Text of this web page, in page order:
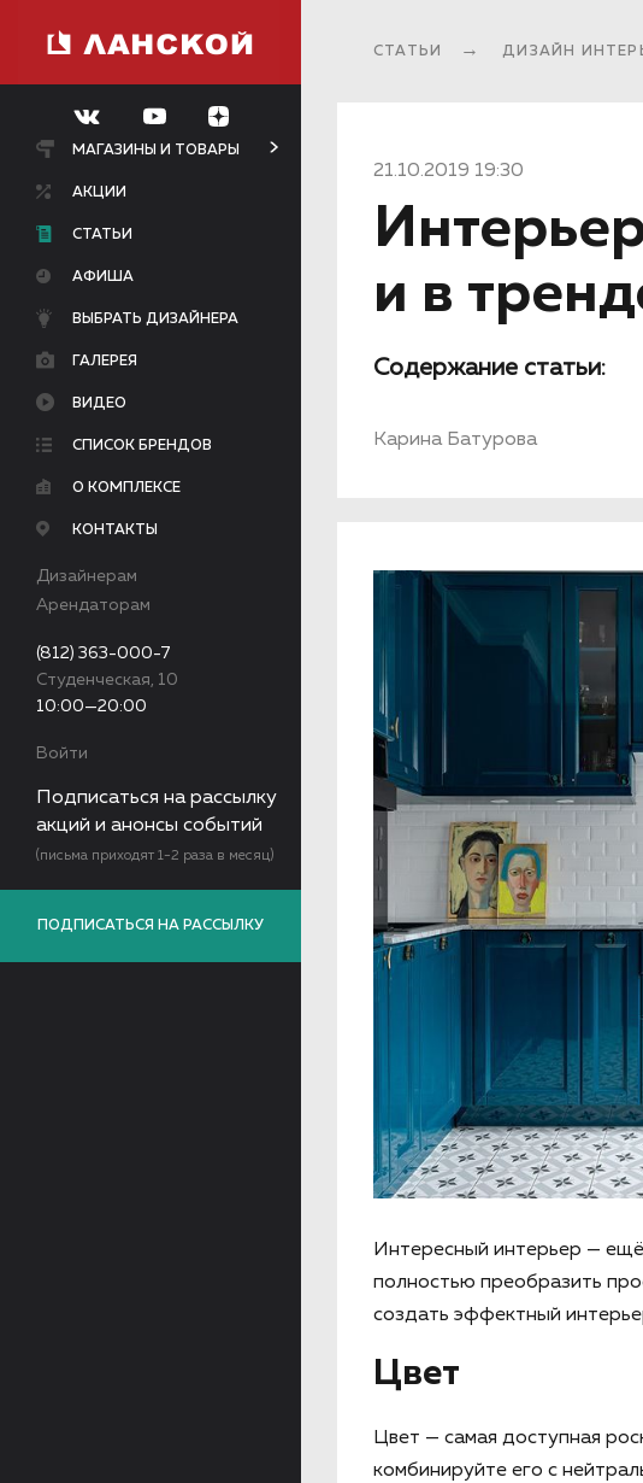
МАГАЗИНЫ И ТОВАРЫ
АКЦИИ
СТАТЬИ
АФИША
ВЫБРАТЬ ДИЗАЙНЕРА
ГАЛЕРЕЯ
ВИДЕО
СПИСОК БРЕНДОВ
О КОМПЛЕКСЕ
КОНТАКТЫ
Дизайнерам
Арендаторам
(812) 363-000-7
Студенческая, 10
10:00—20:00
Войти
Подписаться на рассылку
акций и анонсы событий
(письма приходят 1-2 раза в месяц)
ПОДПИСАТЬСЯ НА РАССЫЛКУ
СТАТЬИ ДИЗАЙН
21.10.2019 19:30
и в
Содержание статьи:
Карина Батурова
Интересный интерьер —
полностью преобразить
создать эффектный
Цвет
Цвет — самая доступная
комбинируйте его с